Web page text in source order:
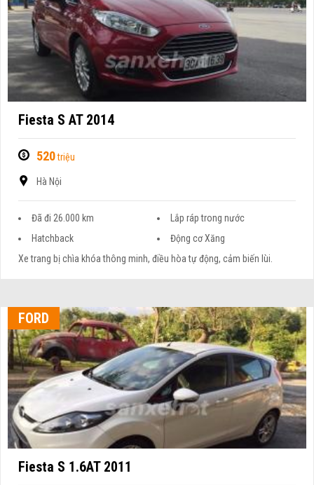
Fiesta S AT 2014
520triệu
Hà Nội
Đã đi 26.000 km
Lắp ráp trong nước
Hatchback
Động cơ Xăng
Xe trang bị chìa khóa thông minh, điều hòa tự động, cảm biến lùi.
FORD
Fiesta S 1.6AT 2011